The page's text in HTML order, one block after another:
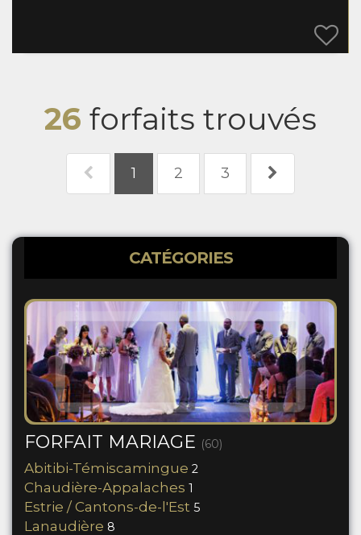
26 forfaits trouvés
1 2 3
CATÉGORIES
FORFAIT MARIAGE (60)
Abitibi-Témiscamingue 2
Chaudière-Appalaches 1
Estrie / Cantons-de-l'Est 5
Lanaudière 8